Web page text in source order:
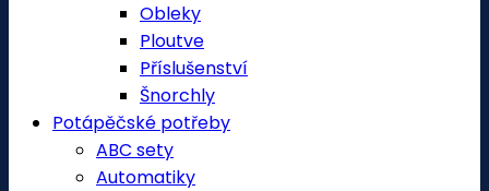
Obleky
Ploutve
Příslušenství
Šnorchly
Potápěčské potřeby
ABC sety
Automatiky